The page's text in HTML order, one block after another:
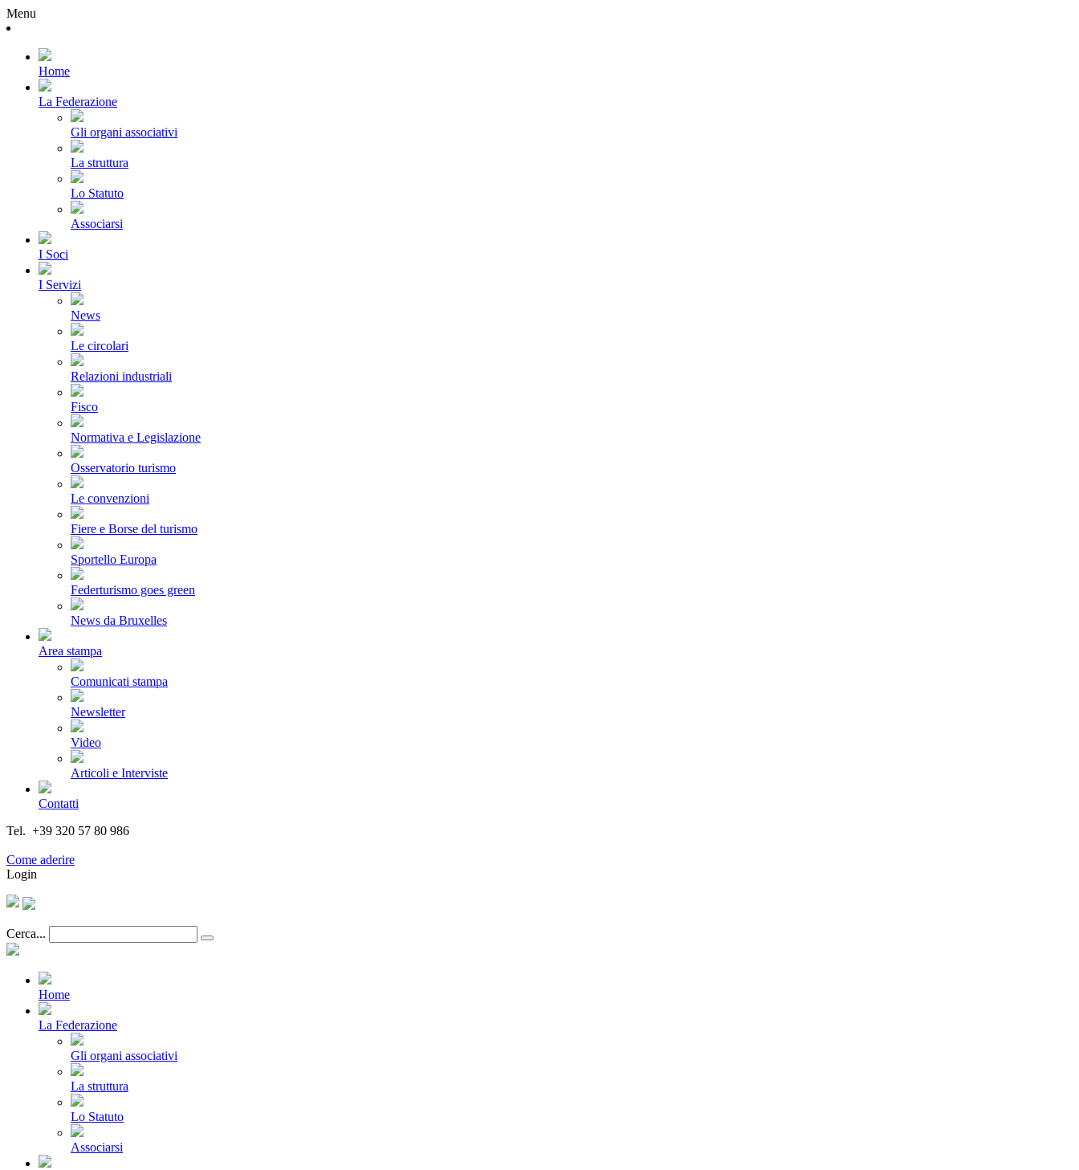
Menu
Home
La Federazione
Gli organi associativi
La struttura
Lo Statuto
Associarsi
I Soci
I Servizi
News
Le circolari
Relazioni industriali
Fisco
Normativa e Legislazione
Osservatorio turismo
Le convenzioni
Fiere e Borse del turismo
Sportello Europa
Federturismo goes green
News da Bruxelles
Area stampa
Comunicati stampa
Newsletter
Video
Articoli e Interviste
Contatti
Tel. +39 320 57 80 986
Come aderire
Login
Cerca...
Home
La Federazione
Gli organi associativi
La struttura
Lo Statuto
Associarsi